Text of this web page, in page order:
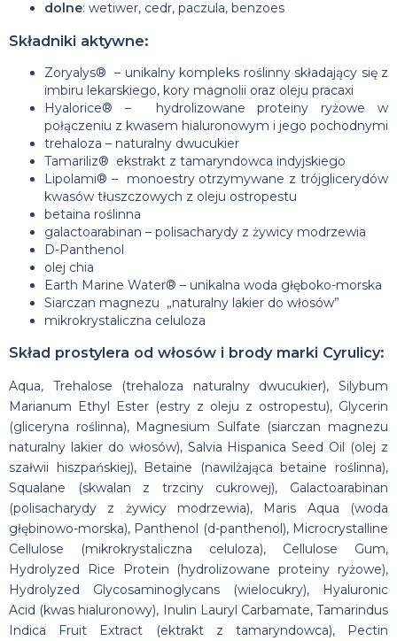
dolne: wetiwer, cedr, paczula, benzoes
Składniki aktywne:
Zoryalys® – unikalny kompleks roślinny składający się z
imbiru lekarskiego, kory magnolii oraz oleju pracaxi
Hyalorice® – hydrolizowane proteiny ryżowe w
połączeniu z kwasem hialuronowym i jego pochodnymi
trehaloza – naturalny dwucukier
Tamariliz® ekstrakt z tamaryndowca indyjskiego
Lipolami® – monoestry otrzymywane z trójglicerydów
kwasów tłuszczowych z oleju ostropestu
betaina roślinna
galactoarabinan – polisacharydy z żywicy modrzewia
D-Panthenol
olej chia
Earth Marine Water® – unikalna woda głęboko-morska
Siarczan magnezu „naturalny lakier do włosów”
mikrokrystaliczna celuloza
Skład prostylera od włosów i brody marki Cyrulicy:
Aqua, Trehalose (trehaloza naturalny dwucukier), Silybum
Marianum Ethyl Ester (estry z oleju z ostropestu), Glycerin
(gliceryna roślinna), Magnesium Sulfate (siarczan magnezu
naturalny lakier do włosów), Salvia Hispanica Seed Oil (olej z
szałwii hiszpańskiej), Betaine (nawilżająca betaine roślinna),
Squalane (skwalan z trzciny cukrowej), Galactoarabinan
(polisacharydy z żywicy modrzewia), Maris Aqua (woda
głębinowo-morska), Panthenol (d-panthenol), Microcrystalline
Cellulose (mikrokrystaliczna celuloza), Cellulose Gum,
Hydrolyzed Rice Protein (hydrolizowane proteiny ryżowe),
Hydrolyzed Glycosaminoglycans (wielocukry), Hyaluronic
Acid (kwas hialuronowy), Inulin Lauryl Carbamate, Tamarindus
Indica Fruit Extract (ektrakt z tamaryndowca), Pectin